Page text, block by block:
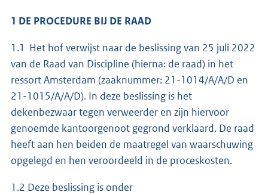
1 DE PROCEDURE BIJ DE RAAD
1.1 Het hof verwijst naar de beslissing van 25 juli 2022
van de Raad van Discipline (hierna: de raad) in het
ressort Amsterdam (zaaknummer: 21-1014/A/A/D en
21-1015/A/A/D). In deze beslissing is het
dekenbezwaar tegen verweerder en zijn hiervoor
genoemde kantoorgenoot gegrond verklaard. De raad
heeft aan hen beiden de maatregel van waarschuwing
opgelegd en hen veroordeeld in de proceskosten.
1.2 Deze beslissing is onder